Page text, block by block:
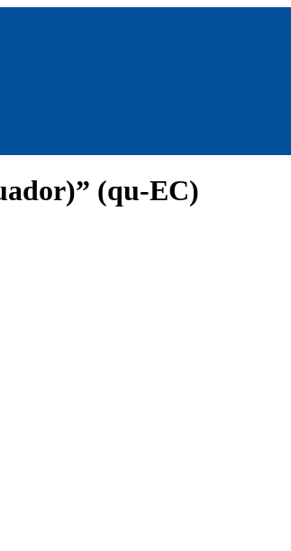
(qu-EC)